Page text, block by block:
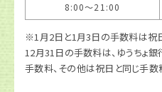
8:00〜21:00
※1月2日と1月3日の手数料は祝日
12月31日の手数料は、ゆうちょ
手数料、その他は祝日と同じ手数